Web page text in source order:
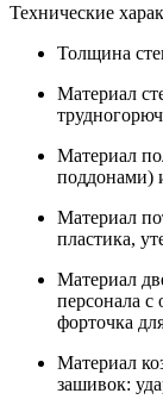
Технические
Толщина
Материал
Материал
поддонами)
Материал
пластика,
Материал
персонала с
форточка
Материал
зашивок: